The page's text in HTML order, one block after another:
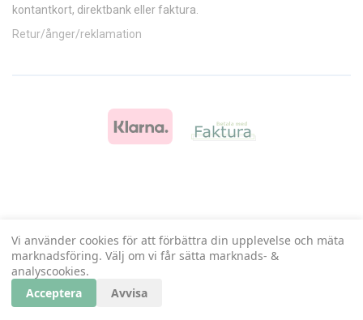
kontantkort, direktbank eller faktura.
Retur/ånger/reklamation
Vi använder cookies för att förbättra din upplevelse och mäta
marknadsföring. Välj om vi får sätta marknads- &
analyscookies.
Acceptera
Avvisa